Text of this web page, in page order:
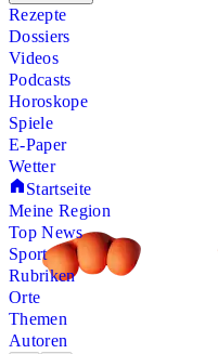
Rezepte
Dossiers
Videos
Podcasts
Horoskope
Spiele
E-Paper
Wetter
Startseite
Meine Region
Top News
Sport
Rubriken
Orte
Themen
Autoren